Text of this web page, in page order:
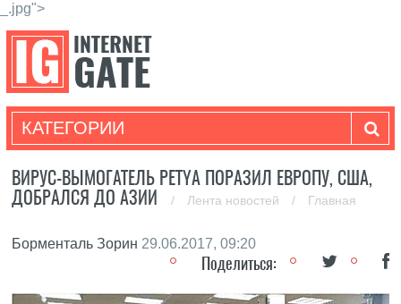
_.jpg">
КАТЕГОРИИ
ВИРУС-ВЫМОГАТЕЛЬ PETYA ПОРАЗИЛ ЕВРОПУ, США,
ДОБРАЛСЯ ДО АЗИИ
/ Лента новостей / Главная
Борменталь Зорин 29.06.2017, 09:20
Поделиться: